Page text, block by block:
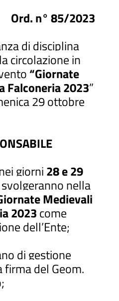
Ord. n° 85/2023
di disciplina
circolazione in
“Giornate
Falconeria 2023”
29 ottobre
giorni28 e 29
nella
Medievali
2023come
dell’Ente;
di gestione
firma del Geom.